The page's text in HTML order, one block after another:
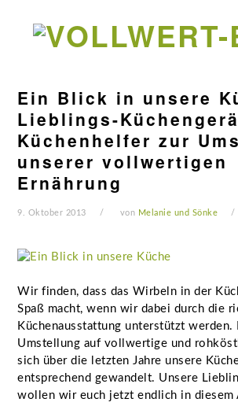
Hauptnavigation
Seitenspalte
Fußzeile
Ein Blick in unsere
Lieblings-
Küchenhelfer zur
unserer vollwertigen
Ernährung
9. Oktober 2013 von Melanie und Sönke
Wir finden, dass das Wirbeln in der
Spaß macht, wenn wir dabei durch die
Küchenausstattung unterstützt
Umstellung auf vollwertige und
sich über die letzten Jahre unsere
entsprechend gewandelt. Unsere
wollen wir euch jetzt endlich in diesem